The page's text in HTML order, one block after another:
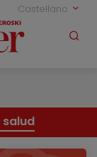
Castellano
salud